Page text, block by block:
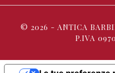
© 2026 - ANTICA
P.IVA